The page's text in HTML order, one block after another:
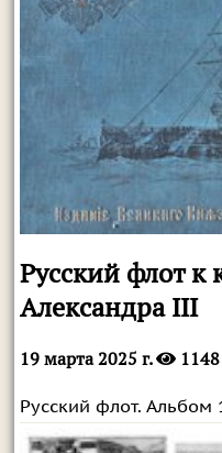
Русский флот к
Александра III
19 марта 2025 г. 1148
Русский флот. Альбом